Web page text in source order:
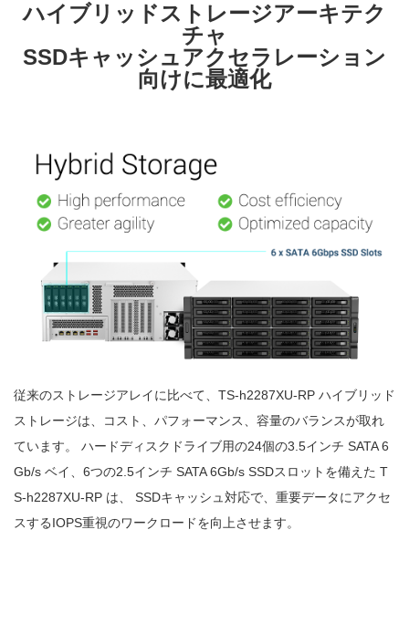
ハイブリッドストレージアーキテク
チャ
SSDキャッシュアクセラレーション
向けに最適化
従来のストレージアレイに比べて、TS-h2287XU-RP ハイブリッド
ストレージは、コスト、パフォーマンス、容量のバランスが取れ
ています。 ハードディスクドライブ用の24個の3.5インチ SATA 6
Gb/s ベイ、6つの2.5インチ SATA 6Gb/s SSDスロットを備えた T
S-h2287XU-RP は、 SSDキャッシュ対応で、重要データにアクセ
スするIOPS重視のワークロードを向上させます。